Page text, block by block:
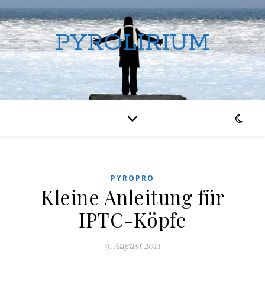
PYROLIRIUM
PYROPRO
Kleine Anleitung für
IPTC-Köpfe
9. August 2011